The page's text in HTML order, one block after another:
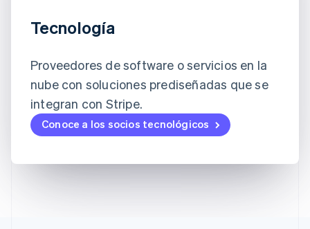
Tecnología
Proveedores de software o servicios en la
nube con soluciones prediseñadas que se
integran con Stripe.
Conoce a los socios tecnológicos